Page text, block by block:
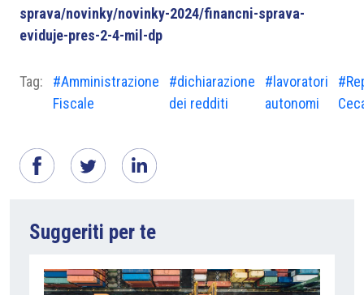
sprava/novinky/novinky-2024/financni-sprava-
eviduje-pres-2-4-mil-dp
Tag:
#Amministrazione
Fiscale
#dichiarazione
dei redditi
#lavoratori
autonomi
Suggeriti per te